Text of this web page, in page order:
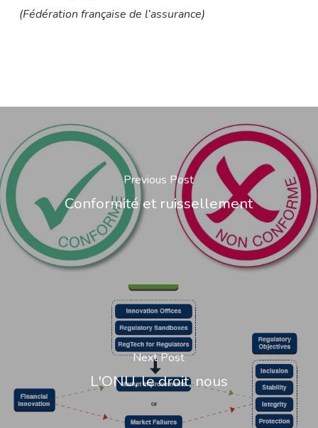
(Fédération française de l’assurance)
Previous Post
Conformité et ruissellement
Next Post
L'ONU, le droit, nous